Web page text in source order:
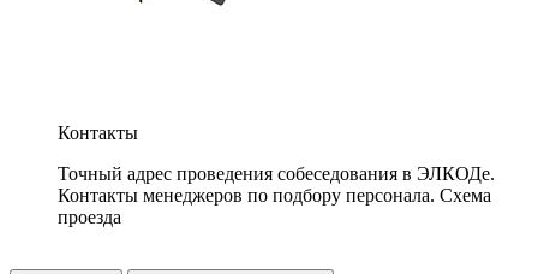
Контакты
Точный адрес проведения собеседования в ЭЛКОДе.
Контакты менеджеров по подбору персонала. Схема
проезда